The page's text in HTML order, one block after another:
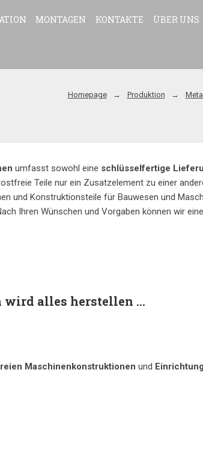
MONTAGEN KONTAKTE ÜBER UNS
Homepage Produktion
umfasst sowohl eine schlüsselfertige
Teile nur ein Zusatzelement zu einer
und Konstruktionsteile für Bauwesen und
Ihren Wünschen und Vorgaben können wir
alles herstellen ...
Maschinenkonstruktionen und